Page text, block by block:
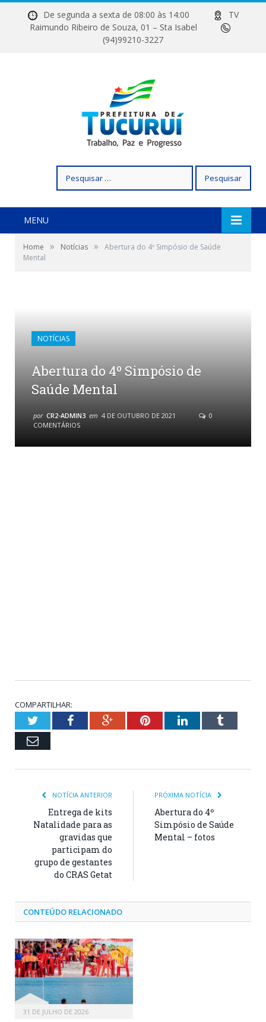
De segunda a sexta de 08:00 às 14:00
TV
Raimundo Ribeiro de Souza, 01 – Sta Isabel
(94)99210-3227
por:
MENU
Home » Notícias »
Abertura do 4º Simpósio de Saúde
Mental
NOTÍCIAS
Abertura do 4º Simpósio de
Saúde Mental
por CR2-ADMIN3 em 4 DE OUTUBRO DE 2021
0
COMENTÁRIOS
COMPARTILHAR:
TwitterFacebookGoogle+PinterestLinkedInTumblr
Email
NOTÍCIA ANTERIOR
Entrega de kits
Natalidade para as
gravidas que
participam do
grupo de gestantes
do CRAS Getat
PRÓXIMA NOTÍCIA
Abertura do 4º
Simpósio de Saúde
Mental – fotos
CONTEÚDO RELACIONADO
31 DE JULHO DE 2026